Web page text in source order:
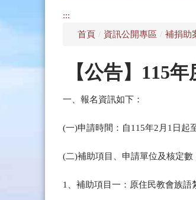
:::
首頁 / 資訊公開專區 / 補捐助
【公告】115
一、報名資訊如下：
(一)申請時間：自115年2月1日
(二)補助項目、申請單位及核定數
1、補助項目一：原住民教會族語